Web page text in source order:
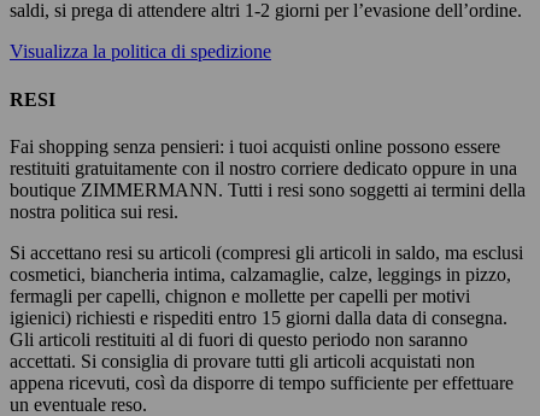
saldi, si prega di attendere altri 1-2 giorni per l’evasione dell’ordine.
Visualizza la politica di spedizione
RESI
Fai shopping senza pensieri: i tuoi acquisti online possono essere
restituiti gratuitamente con il nostro corriere dedicato oppure in una
boutique ZIMMERMANN. Tutti i resi sono soggetti ai termini della
nostra politica sui resi.
Si accettano resi su articoli (compresi gli articoli in saldo, ma esclusi
cosmetici, biancheria intima, calzamaglie, calze, leggings in pizzo,
fermagli per capelli, chignon e mollette per capelli per motivi
igienici) richiesti e rispediti entro 15 giorni dalla data di consegna.
Gli articoli restituiti al di fuori di questo periodo non saranno
accettati. Si consiglia di provare tutti gli articoli acquistati non
appena ricevuti, così da disporre di tempo sufficiente per effettuare
un eventuale reso.